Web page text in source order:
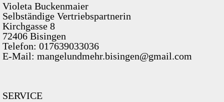
Violeta Buckenmaier
Selbständige Vertriebspartnerin
Kirchgasse 8
72406 Bisingen
Telefon: 017639033036
E-Mail: mangelundmehr.bisingen@gmail.com
SERVICE